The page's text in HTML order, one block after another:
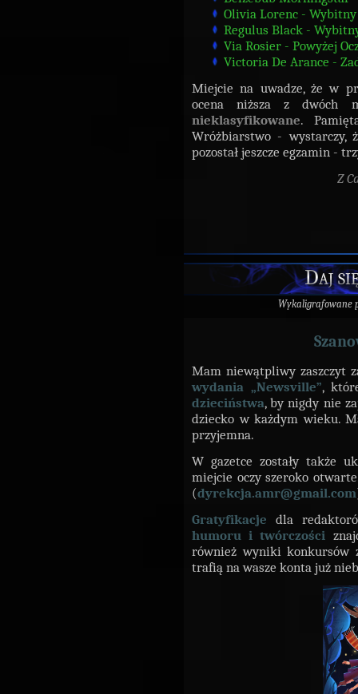
Olivia Lorenc - Wybitny
Regulus Black -
Via Rosier - Powyżej
Victoria De Arance -
Miejcie na uwadze, że w
ocena niższa z dwóch
nieklasyfikowane.
Wróżbiarstwo - wystarczy,
pozostał jeszcze egzamin -
Z
Daj
Wykaligrafowane
Mam niewątpliwy zaszczyt
wydania „Newsville”,
dzieciństwa, by nigdy nie
dziecko w każdym wieku.
przyjemna.
W gazetce zostały także
miejcie oczy szeroko
(dyrekcja.amr@gmail.com
Gratyfikacje dla
humoru i twórczości
również wyniki konkursów
trafią na wasze konta już